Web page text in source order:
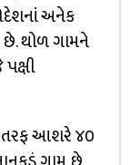
અનેક
થોળ ગામને
તરફ આશરે ૪૦